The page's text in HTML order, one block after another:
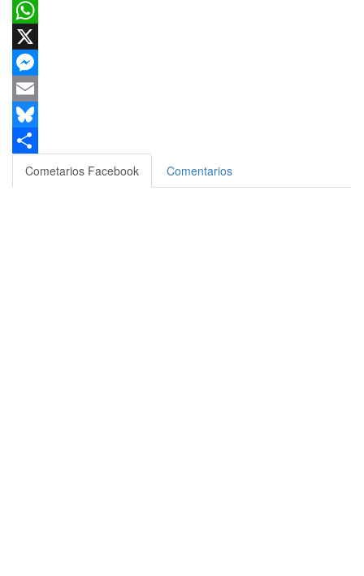
Facebook
WhatsApp
X
Messenger
Email
Bluesky
Compartir
Cometarios Facebook Comentarios